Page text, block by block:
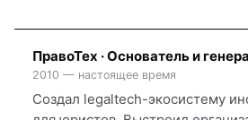
ПравоТех · Основатель и
2010 — настоящее время
Создал legaltech-экосистему